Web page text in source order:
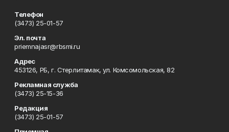
Телефон
(3473) 25-01-57
Эл. почта
priemnajasr@rbsmi.ru
Адрес
453126, РБ, г. Стерлитамак, ул. Комсомольская, 82
Рекламная служба
(3473) 25-15-36
Редакция
(3473) 25-01-57